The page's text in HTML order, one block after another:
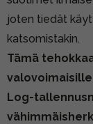
joten tiedät
katsomistakin.
Tämä
Log-